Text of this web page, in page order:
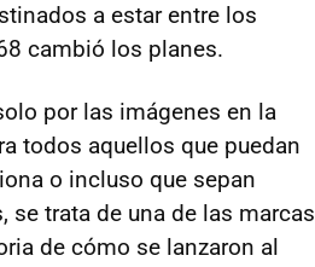
a estar entre los
cambió los planes.
por las imágenes en la
todos aquellos que puedan
o incluso que sepan
se trata de una de las marcas
de cómo se lanzaron al